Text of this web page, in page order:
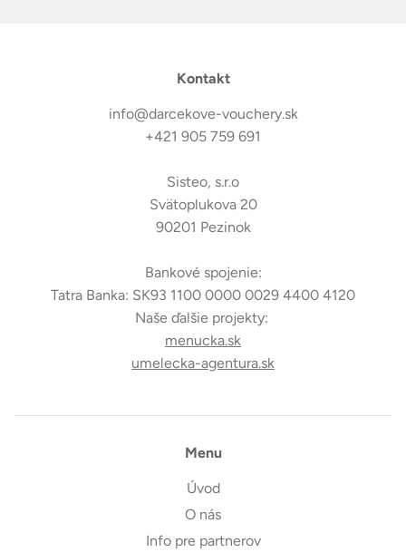
Kontakt
info@darcekove-vouchery.sk
+421 905 759 691
Sisteo, s.r.o
Svätoplukova 20
90201 Pezinok
Bankové spojenie:
Tatra Banka: SK93 1100 0000 0029 4400 4120
Naše ďalšie projekty:
menucka.sk
umelecka-agentura.sk
Menu
Úvod
O nás
Info pre partnerov